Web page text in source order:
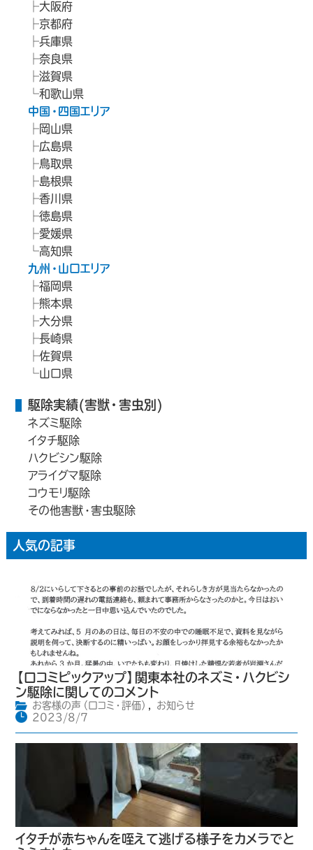
大阪府
京都府
兵庫県
奈良県
滋賀県
和歌山県
中国・四国エリア
岡山県
広島県
鳥取県
島根県
香川県
徳島県
愛媛県
高知県
九州・山口エリア
福岡県
熊本県
大分県
長崎県
佐賀県
山口県
駆除実績(害獣・害虫別)
ネズミ駆除
イタチ駆除
ハクビシン駆除
アライグマ駆除
コウモリ駆除
その他害獣・害虫駆除
人気の記事
【口コミピックアップ】関東本社のネズミ・ハクビシ
ン駆除に関してのコメント
お客様の声（口コミ・評価） ,
お知らせ
2023/8/7
イタチが赤ちゃんを咥えて逃げる様子をカメラでと